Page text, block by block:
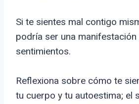
Si te sientes mal contigo
podría ser una manifestación
sentimientos.
Reflexiona sobre cómo te
tu cuerpo y tu autoestima; el